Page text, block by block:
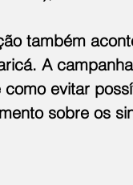
também
A
evitar
sobre os